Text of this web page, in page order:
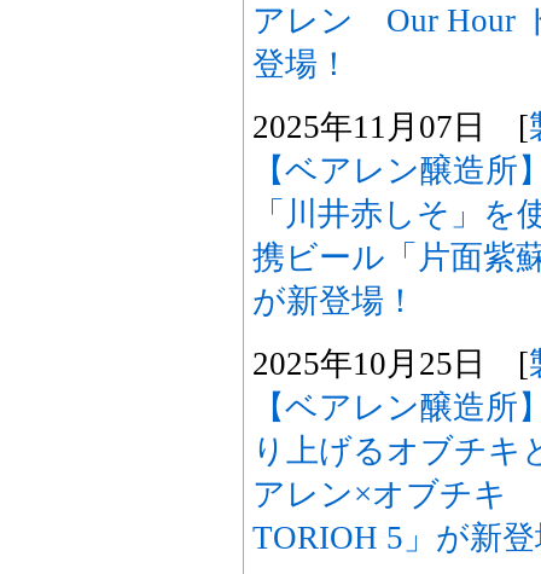
アレン Our Hour
登場！
2025年11月07日 [
【ベアレン醸造所
「川井赤しそ」を
携ビール「片面紫
が新登場！
2025年10月25日 [
【ベアレン醸造所
り上げるオブチキ
アレン×オブチ
TORIOH 5」が新